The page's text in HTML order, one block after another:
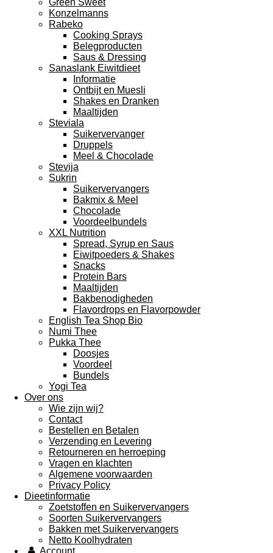
Green Sweet
Konzelmanns
Rabeko
Cooking Sprays
Belegproducten
Saus & Dressing
Sanaslank Eiwitdieet
Informatie
Ontbijt en Muesli
Shakes en Dranken
Maaltijden
Steviala
Suikervervanger
Druppels
Meel & Chocolade
Stevija
Sukrin
Suikervervangers
Bakmix & Meel
Chocolade
Voordeelbundels
XXL Nutrition
Spread, Syrup en Saus
Eiwitpoeders & Shakes
Snacks
Protein Bars
Maaltijden
Bakbenodigheden
Flavordrops en Flavorpowder
English Tea Shop Bio
Numi Thee
Pukka Thee
Doosjes
Voordeel
Bundels
Yogi Tea
Over ons
Wie zijn wij?
Contact
Bestellen en Betalen
Verzending en Levering
Retourneren en herroeping
Vragen en klachten
Algemene voorwaarden
Privacy Policy
Dieetinformatie
Zoetstoffen en Suikervervangers
Soorten Suikervervangers
Bakken met Suikervervangers
Netto Koolhydraten
Account